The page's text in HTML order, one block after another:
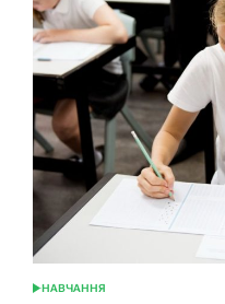
ОПУБЛІКУВАТИ
НАВЧАННЯ